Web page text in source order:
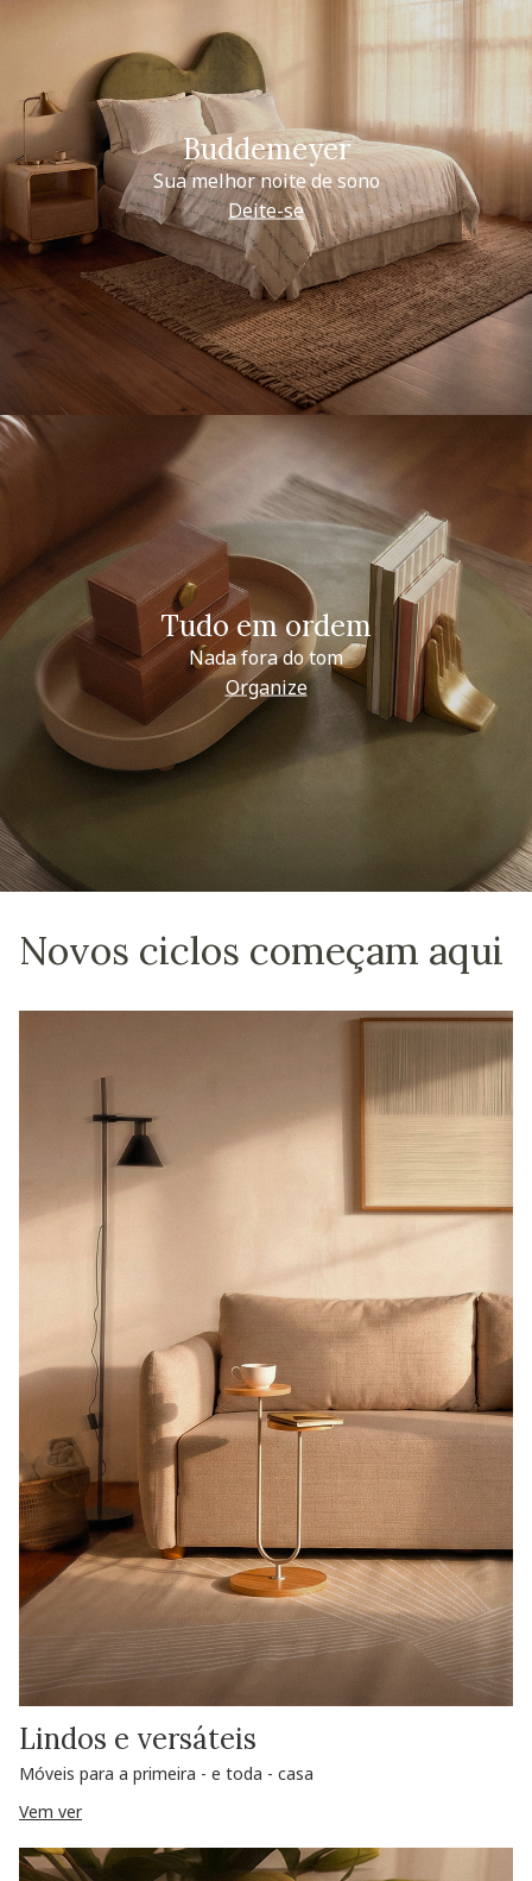
Buddemeyer
Sua melhor noite de sono
Deite-se
Tudo em ordem
Nada fora do tom
Organize
Novos ciclos começam aqui
Lindos e versáteis
Móveis para a primeira - e toda - casa
Vem ver